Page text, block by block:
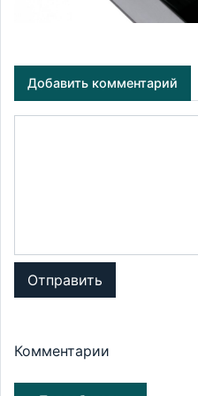
Добавить комментарий
Отправить
Комментарии